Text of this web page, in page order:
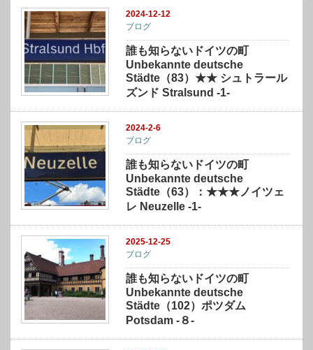
2024-12-12
ブログ
誰も知らないドイツの町
Unbekannte deutsche
Städte（83）★★ シュトラール
ズンド Stralsund -1-
2024-2-6
ブログ
誰も知らないドイツの町
Unbekannte deutsche
Städte（63）：★★★ノイツェ
レ Neuzelle -1-
2025-12-25
ブログ
誰も知らないドイツの町
Unbekannte deutsche
Städte（102）ポツダム
Potsdam -８-